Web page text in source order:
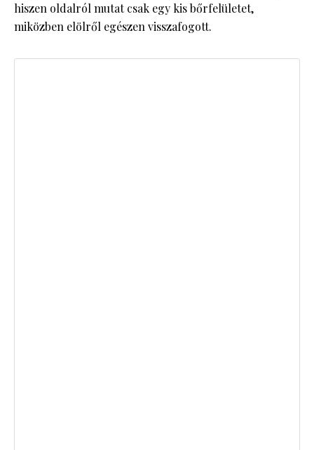
hiszen oldalról mutat csak egy kis bőrfelületet,
miközben elölről egészen visszafogott.